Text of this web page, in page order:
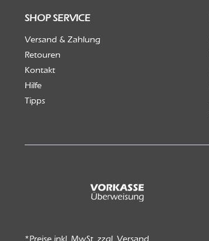
SHOP SERVICE
Versand & Zahlung
Retouren
Kontakt
Hilfe
Tipps
*Preise inkl. MwSt. zzgl. Versand